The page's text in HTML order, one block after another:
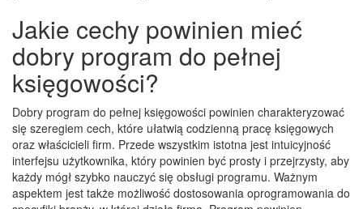
Jakie cechy powinien mieć
dobry program do pełnej
księgowości?
Dobry program do pełnej księgowości powinien charakteryzować
się szeregiem cech, które ułatwią codzienną pracę księgowych
oraz właścicieli firm. Przede wszystkim istotna jest intuicyjność
interfejsu użytkownika, który powinien być prosty i przejrzysty, aby
każdy mógł szybko nauczyć się obsługi programu. Ważnym
aspektem jest także możliwość dostosowania oprogramowania do